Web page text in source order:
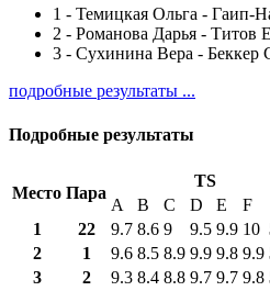
1 - Темицкая Ольга - Гаип-
2 - Романова Дарья - Титов
3 - Сухинина Вера - Беккер
подробные результаты ...
Подробные результаты
Место Пара
TS
A
B C D E F
1
22 9.7 8.6 9 9.5 9.9 10
2
1 9.6 8.5 8.9 9.9 9.8 9.9
3
2 9.3 8.4 8.8 9.7 9.7 9.8